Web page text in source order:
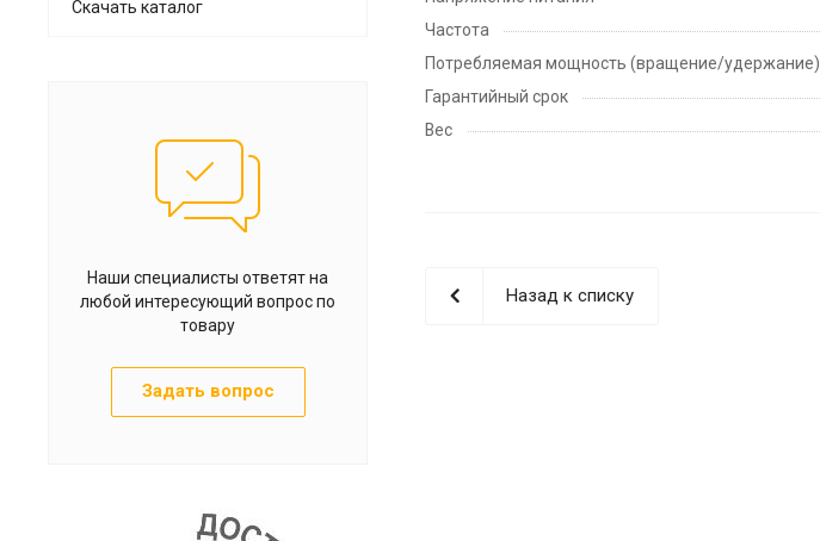
Частота
Потребляемая мощность (вращение/удержание)
Гарантийный срок
Вес
Назад к списку
Скачать каталог
Наши специалисты ответят на
любой интересующий вопрос по
товару
Задать вопрос